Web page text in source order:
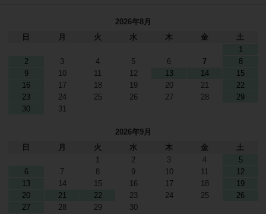
2026年8月
日
月 火 水 木 金
土
1
2
3 4 5 6 7
8
9
10 11 12 13 14
15
16
17 18 19 20 21
22
23
24 25 26 27 28
29
30
31
2026年9月
日
月 火 水 木 金
土
1
2 3 4
5
6
7 8 9 10 11
12
13
14 15 16 17 18
19
20
21 22 23 24 25
26
27
28 29 30